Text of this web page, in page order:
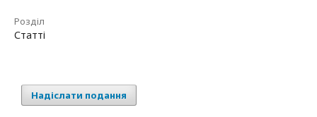
Розділ
Статті
Надіслати подання